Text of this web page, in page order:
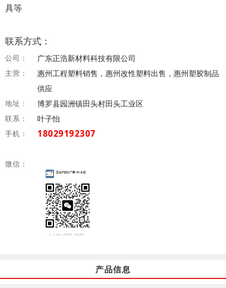
具等
联系方式：
公司： 广东正浩新材料科技有限公司
主营：
惠州工程塑料销售，惠州改性塑料出售，惠州塑胶制品
供应
地址： 博罗县园洲镇田头村田头工业区
联系： 叶子怡
手机： 18029192307
微信：
产品信息